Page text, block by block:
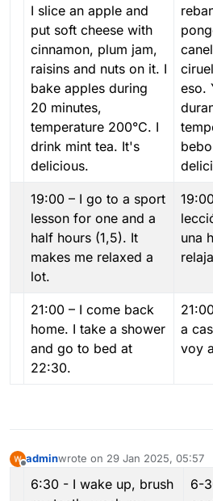
I slice an apple and
put soft cheese with
cinnamon, plum jam,
raisins and nuts on it. I
bake apples during
20 minutes,
temperature 200°C. I
drink mint tea. It's
delicious.
eso.
19:00 – I go to a sport
lesson for one and a
half hours (1,5). It
makes me relaxed a
lot.
una
21:00 – I come back
home. I take a shower
and go to bed at
22:30.
a
voy
adminwrote on 29 Jan 2025, 05:57
last edited by
6:30 - I wake up, brush
6-